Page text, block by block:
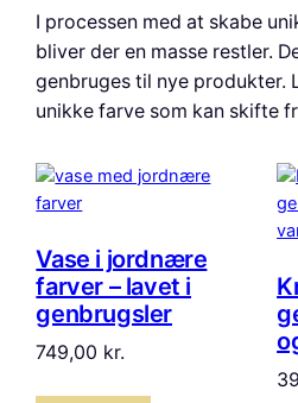
I processen med at skabe
bliver der en masse restler.
genbruges til nye produkter.
unikke farve som kan skifte
Vase i jordnære
farver – lavet i
genbrugsler
749,00 kr.